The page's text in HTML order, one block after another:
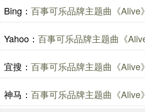
Bing： 百事可乐品牌主题曲《Alive
Yahoo： 百事可乐品牌主题曲《
宜搜： 百事可乐品牌主题曲《Alive
神马： 百事可乐品牌主题曲《Alive